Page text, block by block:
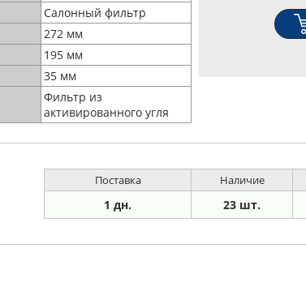
Салонный фильтр
272 мм
195 мм
35 мм
Фильтр из
активированного угля
Поставка Наличие
1 дн. 23 шт.